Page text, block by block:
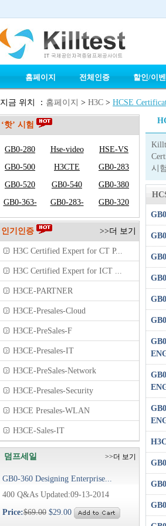
홈페이지 전체인증 할인/이
지금 위치 ： 홈페이지 > H3C > HCSE
‘핫’ 시험
GB0-280 Hse-video
HSE-VS
GB0-500
H3CTE
GB0-283
GB0-520
GB0-540
GB0-380
GB0-363-
ENGLISH
GB0-283-
ENGLISH
GB0-320
>>더 보기
인기인증
H3C Certified Expert for CT P...
H3C Certified Expert for ICT ...
H3CE-PARTNER
H3CE-Presales-Cloud
H3CE-PreSales-F
H3CE-Presales-IT
H3CE-PreSales-Network
H3CE-Presales-Security
H3CE Presales-WLAN
H3CE-Sales-IT
>>더 보기
덤프세일
GB0-360 Designing Enterprise...
400 Q&As Updated:09-13-2014
Price:$69.00 $29.00
시